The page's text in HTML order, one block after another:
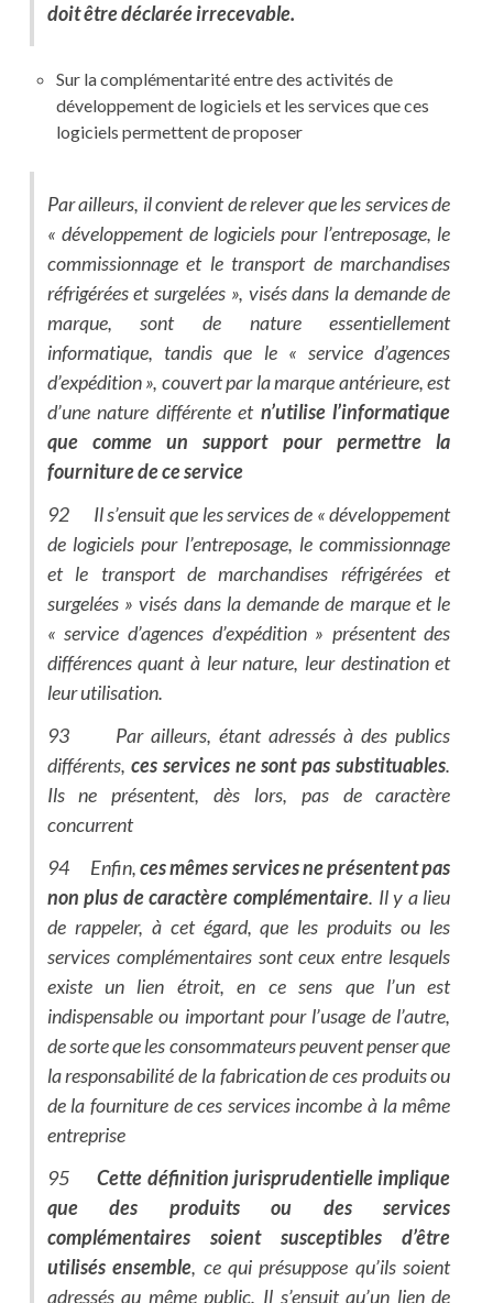
doit être déclarée irrecevable.
Sur la complémentarité entre des activités de
développement de logiciels et les services que ces
logiciels permettent de proposer
Par ailleurs, il convient de relever que les services de
« développement de logiciels pour l’entreposage, le
commissionnage et le transport de marchandises
réfrigérées et surgelées », visés dans la demande de
marque, sont de nature essentiellement
informatique, tandis que le « service d’agences
d’expédition », couvert par la marque antérieure, est
d’une nature différente et n’utilise l’informatique
que comme un support pour permettre la
fourniture de ce service
92 Il s’ensuit que les services de « développement
de logiciels pour l’entreposage, le commissionnage
et le transport de marchandises réfrigérées et
surgelées » visés dans la demande de marque et le
« service d’agences d’expédition » présentent des
différences quant à leur nature, leur destination et
leur utilisation.
93 Par ailleurs, étant adressés à des publics
différents, ces services ne sont pas substituables.
Ils ne présentent, dès lors, pas de caractère
concurrent
94 Enfin,ces mêmes services ne présentent pas
non plus de caractère complémentaire. Il y a lieu
de rappeler, à cet égard, que les produits ou les
services complémentaires sont ceux entre lesquels
existe un lien étroit, en ce sens que l’un est
indispensable ou important pour l’usage de l’autre,
de sorte que les consommateurs peuvent penser que
la responsabilité de la fabrication de ces produits ou
de la fourniture de ces services incombe à la même
entreprise
95
Cette définition jurisprudentielle implique
que des produits ou des services
complémentaires soient susceptibles d’être
utilisés ensemble, ce qui présuppose qu’ils soient
adressés au même public. Il s’ensuit qu’un lien de